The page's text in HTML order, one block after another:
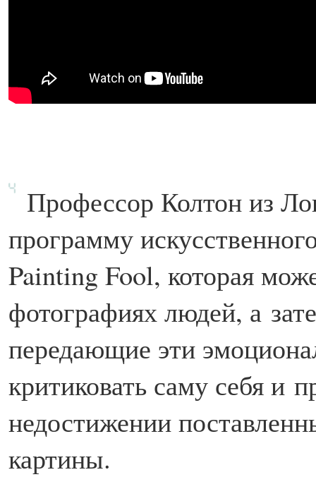
Профессор Колтон из
программу
Painting Fool, которая
фотографиях людей, а
передающие эти
критиковать саму себя и
недостижении
картины.